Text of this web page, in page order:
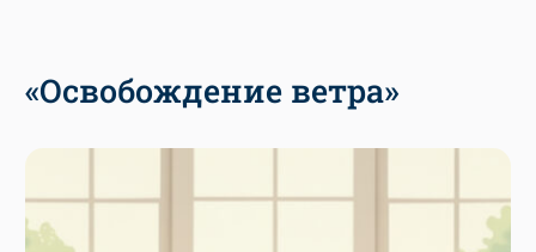
«Освобождение ветра»